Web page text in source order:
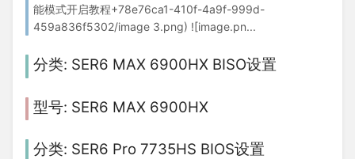
能模式开启教程+78e76ca1-410f-4a9f-999d-
459a836f5302/image 3.png) ![image.pn...
SER6 MAX 6900HX BISO设置
SER6 MAX 6900HX
SER6 Pro 7735HS BIOS设置